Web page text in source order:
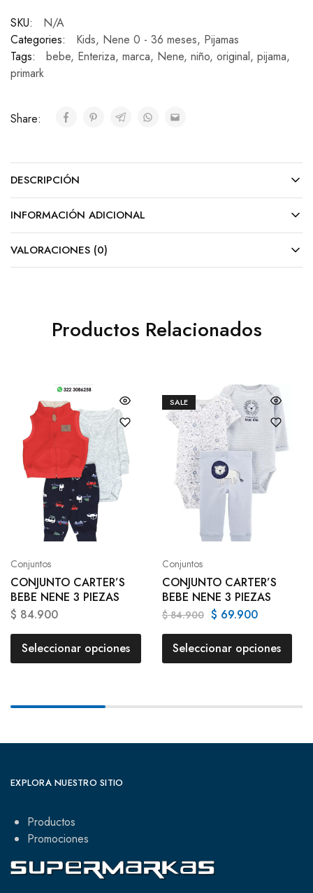
SKU:
N/A
Categories:
Kids, Nene 0 - 36 meses, Pijamas
Tags:
bebe, Enteriza, marca, Nene, niño, original, pijama,
primark
Share:
DESCRIPCIÓN
INFORMACIÓN ADICIONAL
VALORACIONES (0)
Productos Relacionados
Conjuntos
CONJUNTO CARTER’S
BEBE NENE 3 PIEZAS
$ 84.900
Seleccionar opciones
SALE
Conjuntos
CONJUNTO CARTER’S
BEBE NENE 3 PIEZAS
$84.900 $ 69.900
Seleccionar opciones
EXPLORA NUESTRO SITIO
Productos
Promociones